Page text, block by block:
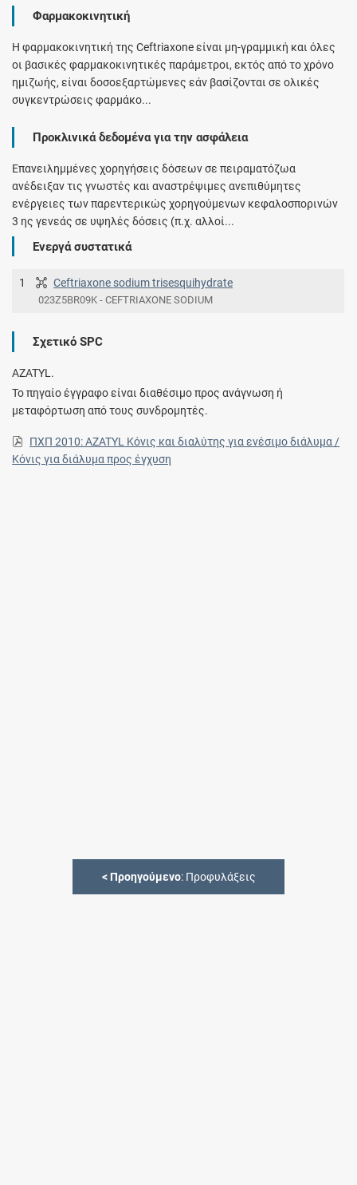
Φαρμακοκινητική
Η φαρμακοκινητική της Ceftriaxone είναι μη-γραμμική και όλες
οι βασικές φαρμακοκινητικές παράμετροι, εκτός από το χρόνο
ημιζωής, είναι δοσοεξαρτώμενες εάν βασίζονται σε ολικές
συγκεντρώσεις φαρμάκο...
Προκλινικά δεδομένα για την ασφάλεια
Επανειλημμένες χορηγήσεις δόσεων σε πειραματόζωα
ανέδειξαν τις γνωστές και αναστρέψιμες ανεπιθύμητες
ενέργειες των παρεντερικώς χορηγούμενων κεφαλοσπορινών
3 ης γενεάς σε υψηλές δόσεις (π.χ. αλλοί...
Ενεργά συστατικά
1 Ceftriaxone sodium trisesquihydrate
023Z5BR09K - CEFTRIAXONE SODIUM
Σχετικό SPC
AZATYL.
Το πηγαίο έγγραφο είναι διαθέσιμο προς ανάγνωση ή
μεταφόρτωση από τους συνδρομητές.
ΠΧΠ 2010: AZATYL Κόνις και διαλύτης για ενέσιμο διάλυμα /
Κόνις για διάλυμα προς έγχυση
< Προηγούμενο: Προφυλάξεις